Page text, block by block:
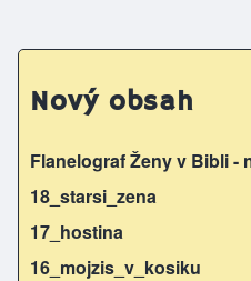
Nový obsah
Flanelograf Ženy v Bibli -
18_starsi_zena
17_hostina
16_mojzis_v_kosiku